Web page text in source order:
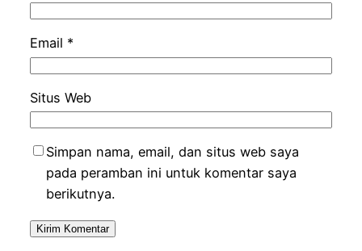
Email *
Situs Web
Simpan nama, email, dan situs web saya
pada peramban ini untuk komentar saya
berikutnya.